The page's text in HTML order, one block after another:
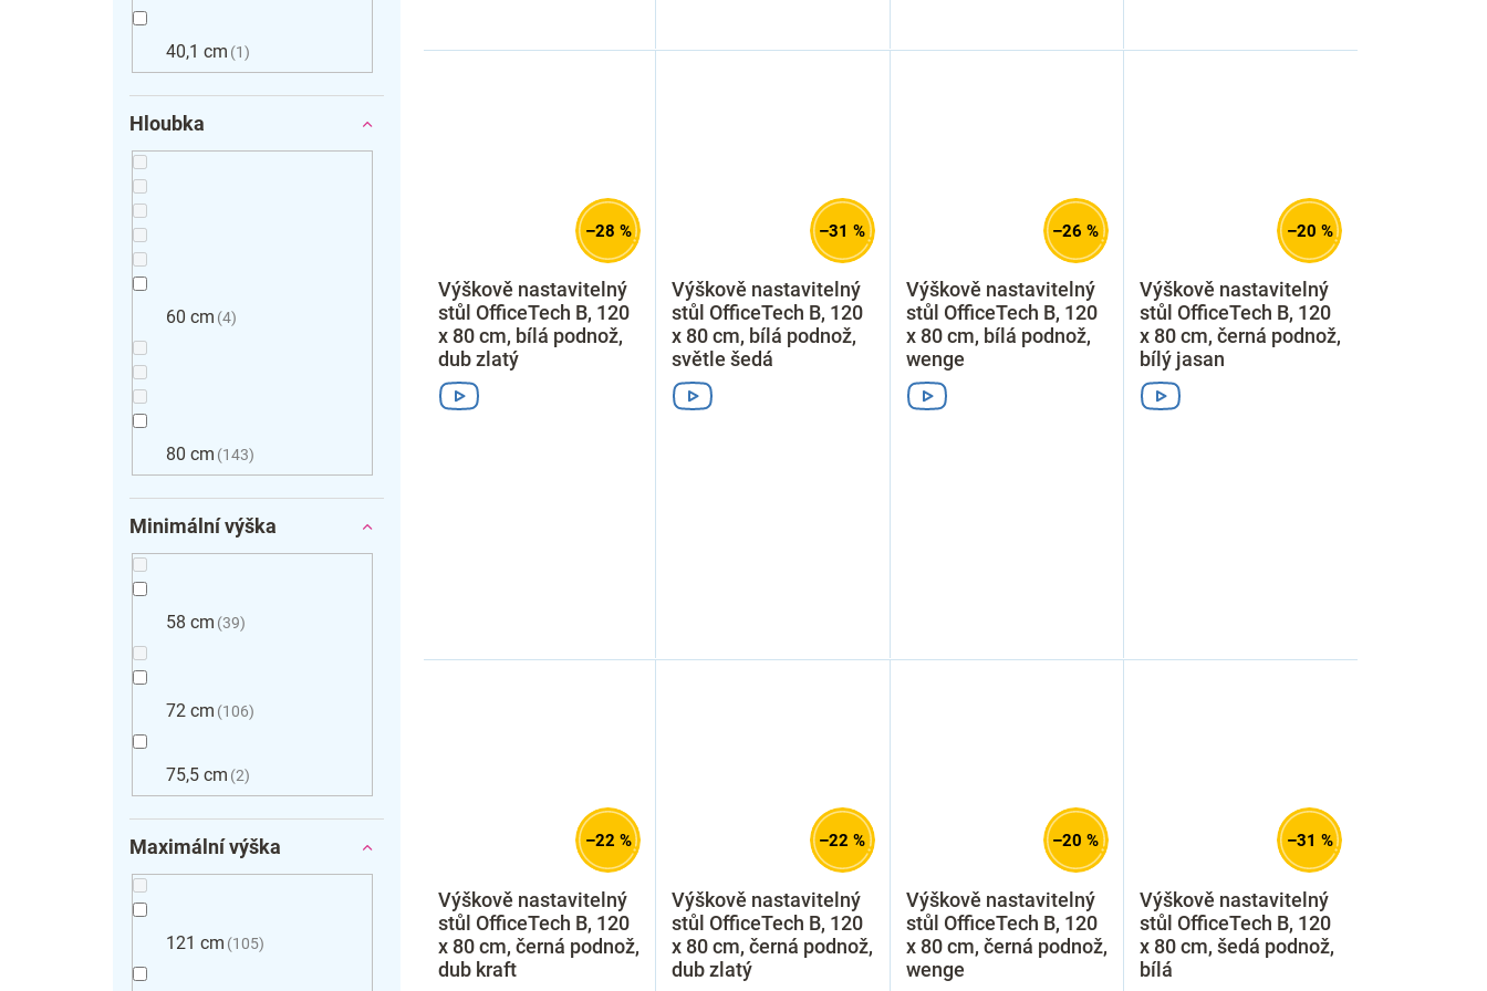
40,1 cm 1
Hloubka
60 cm 4
80 cm 143
Minimální výška
58 cm 39
72 cm 106
75,5 cm 2
Maximální výška
121 cm 105
–28 %
Výškově nastavitelný
stůl OfficeTech B, 120
x 80 cm, bílá podnož,
dub zlatý
–31 %
Výškově nastavitelný
stůl OfficeTech B, 120
x 80 cm, bílá podnož,
světle šedá
–26 %
Výškově nastavitelný
stůl OfficeTech B, 120
x 80 cm, bílá podnož,
wenge
–20 %
Výškově nastavitelný
stůl OfficeTech B, 120
x 80 cm, černá podnož,
bílý jasan
–22 %
Výškově nastavitelný
stůl OfficeTech B, 120
x 80 cm, černá podnož,
dub kraft
–22 %
Výškově nastavitelný
stůl OfficeTech B, 120
x 80 cm, černá podnož,
dub zlatý
–20 %
Výškově nastavitelný
stůl OfficeTech B, 120
x 80 cm, černá podnož,
wenge
–31 %
Výškově nastavitelný
stůl OfficeTech B, 120
x 80 cm, šedá podnož,
bílá